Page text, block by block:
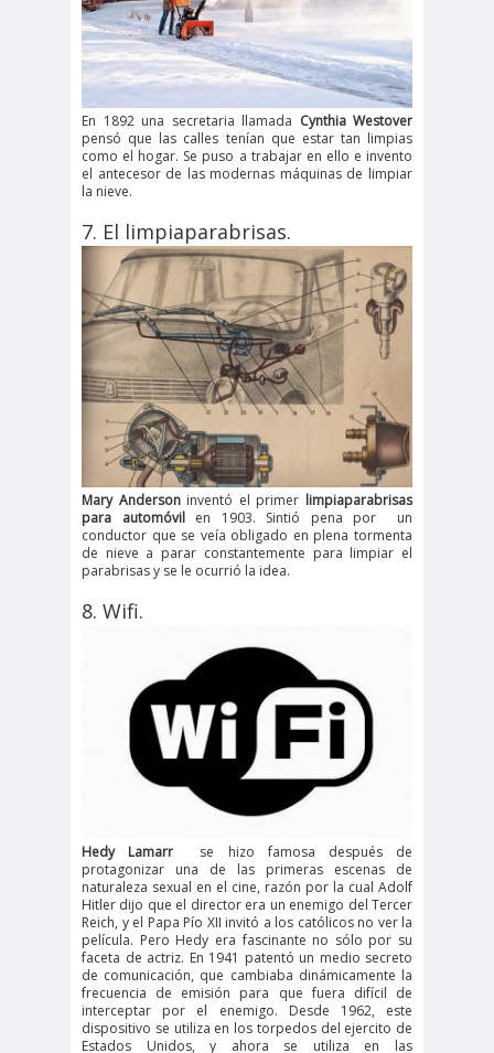
En 1892 una secretaria llamada Cynthia Westover
pensó que las calles tenían que estar tan limpias
como el hogar. Se puso a trabajar en ello e invento
el antecesor de las modernas máquinas de limpiar
la nieve.
7. El limpiaparabrisas.
Mary Andersoninventó el primer limpiaparabrisas
para automóvilen 1903. Sintió pena por un
conductor que se veía obligado en plena tormenta
de nieve a parar constantemente para limpiar el
parabrisas y se le ocurrió la idea.
8. Wifi.
Hedy Lamarr se hizo famosa después de
protagonizar una de las primeras escenas de
naturaleza sexual en el cine, razón por la cual Adolf
Hitler dijo que el director era un enemigo del Tercer
Reich, y el Papa Pío XII invitó a los católicos no ver la
película. Pero Hedy era fascinante no sólo por su
faceta de actriz. En 1941 patentó un medio secreto
de comunicación, que cambiaba dinámicamente la
frecuencia de emisión para que fuera difícil de
interceptar por el enemigo. Desde 1962, este
dispositivo se utiliza en los torpedos del ejercito de
Estados Unidos, y ahora se utiliza en las